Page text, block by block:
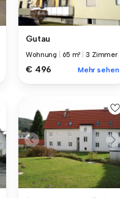
Gutau
Wohnung 65 m² 3 Zimmer
€ 496 Mehr sehen